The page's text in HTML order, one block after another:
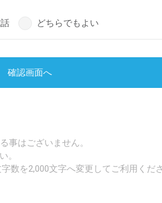
どちらでもよい
確認画面へ
事はございません。
。
数を2,000文字へ変更してご利用くだ